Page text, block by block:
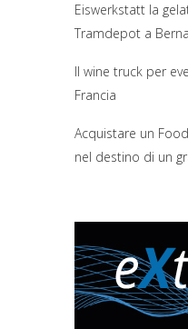
Eiswerkstatt la
Tramdepot a Berna
Il wine truck per
Francia
Acquistare un
nel destino di un